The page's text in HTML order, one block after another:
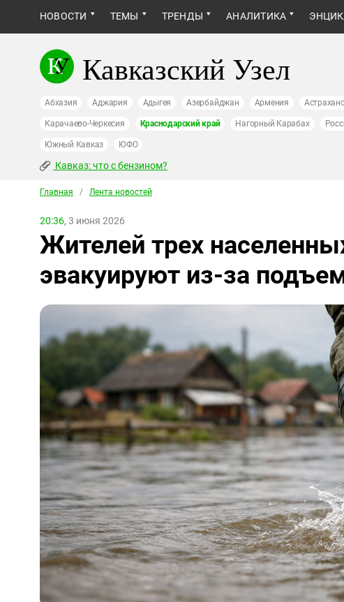
НОВОСТИ ТЕМЫ ТРЕНДЫ АНАЛИТИКА
Кавказский Узел
Абхазия Аджария Адыгея Азербайджан Армения
Карачаево-Черкесия Краснодарский край Нагорный Карабах
Южный Кавказ ЮФО
Кавказ: что с бензином?
Главная / Лента новостей
20:36, 3 июня 2026
Жителей трех
эвакуируют из-за